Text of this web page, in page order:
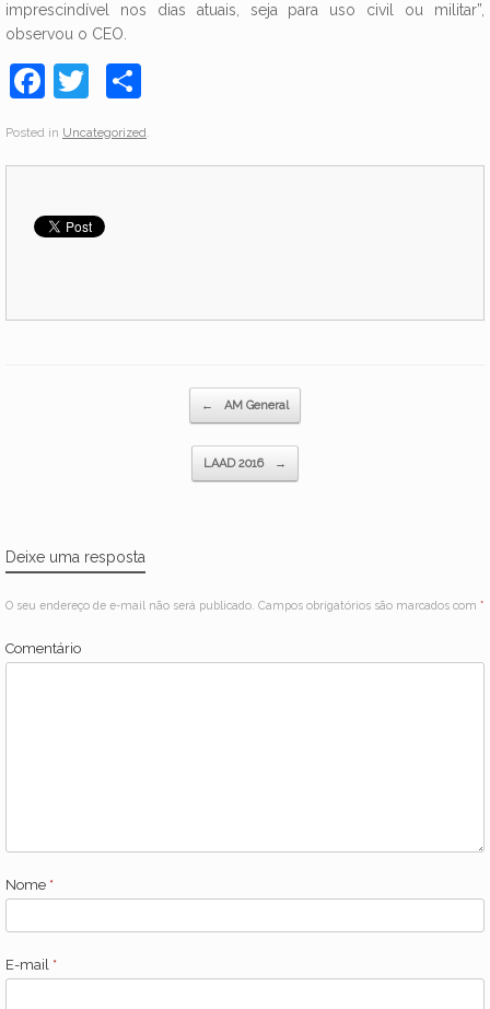
imprescindível nos dias atuais, seja para uso civil ou militar”,
observou o CEO.
F
c
b
k
T
itt m
ar
Posted in Uncategorized
← AM General
LAAD 2016 →
Deixe uma resposta
O seu endereço de e-mail não será publicado. Campos obrigatórios são marcados com *
Comentário
Nome *
E-mail *